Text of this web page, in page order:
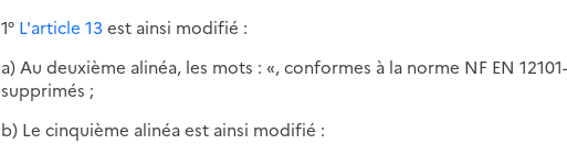
1° L'article 13 est ainsi modifié :
a) Au deuxième alinéa, les mots : «, conformes à la norme NF EN
supprimés ;
b) Le cinquième alinéa est ainsi modifié :